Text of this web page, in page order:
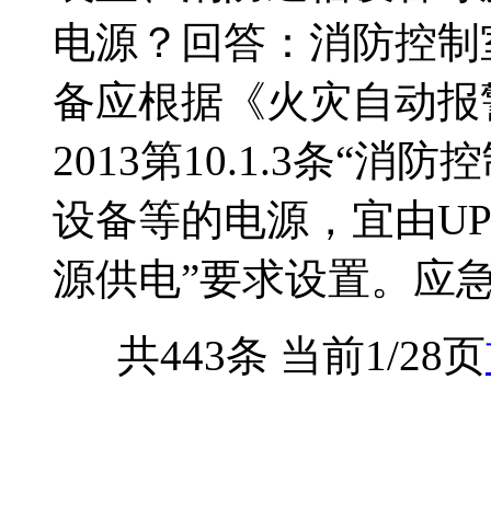
电源？回答：消防控
备应根据《火灾自动
2013第10.1.3条“消防
设备等的电源，宜由
源供电”要求设置。应
共443条 当前1/28页